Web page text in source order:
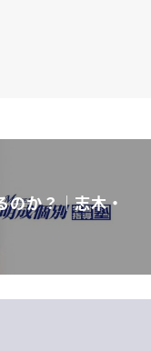
か？｜志木・